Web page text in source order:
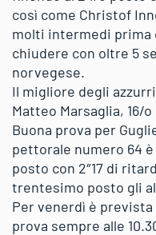
così come Christof
molti intermedi prima
chiudere con oltre 5
norvegese.
Il migliore degli
Matteo Marsaglia, 16/
Buona prova per
pettorale numero 64
posto con 2″17 di
trentesimo posto gli
Per venerdì è
prova sempre alle